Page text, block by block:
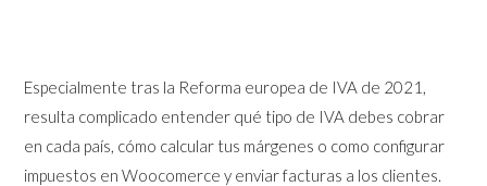
Especialmente tras la Reforma europea de IVA de 2021,
resulta complicado entender qué tipo de IVA debes cobrar
en cada país, cómo calcular tus márgenes o como configurar
impuestos en Woocomerce y enviar facturas a los clientes.